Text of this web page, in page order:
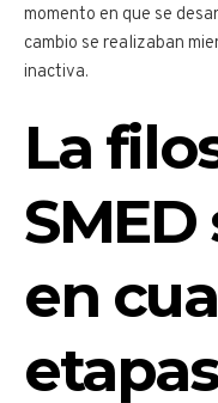
momento en que se
cambio se realizaban
inactiva.
La
en